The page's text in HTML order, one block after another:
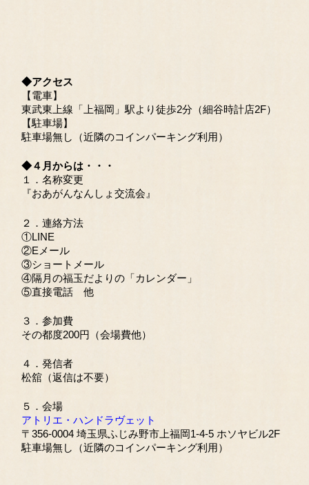
◆アクセス
【電車】
東武東上線「上福岡」駅より徒歩2分（細谷時計店2F）
【駐車場】
駐車場無し（近隣のコインパーキング利用）
◆４月からは・・・
１．名称変更
『おあがんなんしょ交流会』
２．連絡方法
①LINE
②Eメール
③ショートメール
④隔月の福玉だよりの「カレンダー」
⑤直接電話 他
３．参加費
その都度200円（会場費他）
４．発信者
松舘（返信は不要）
５．会場
アトリエ・ハンドラヴェット
〒356-0004 埼玉県ふじみ野市上福岡1-4-5 ホソヤビル2F
駐車場無し（近隣のコインパーキング利用）